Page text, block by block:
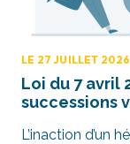
LE 27 JUILLET 2026
Loi du 7 avril
successions
L’inaction d’un